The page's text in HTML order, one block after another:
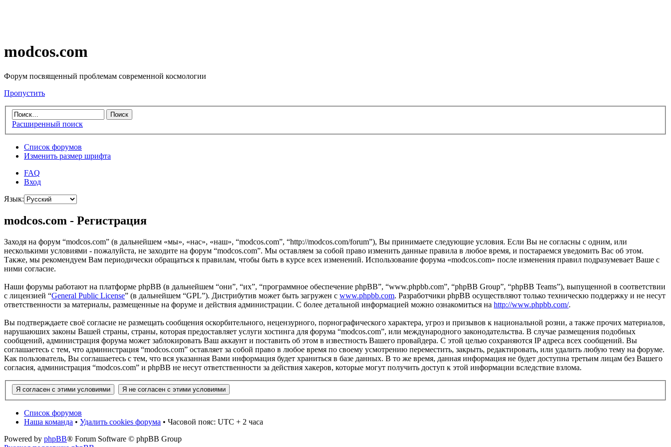
modcos.com
Форум посвященный проблемам современной космологии
Пропустить
Расширенный поиск
Список форумов
Изменить размер шрифта
FAQ
Вход
Язык:
modcos.com - Регистрация
Заходя на форум “modcos.com” (в дальнейшем «мы», «нас», «наш», “modcos.com”, “http://modcos.com/forum”), Вы принимаете следующие условия. Если Вы не согласны с одним, или
несколькими условиями - пожалуйста, не заходите на форум “modcos.com”. Мы оставляем за собой право изменить данные правила в любое время, и постараемся уведомить Вас об этом.
Также, мы рекомендуем Вам периодически обращаться к правилам, чтобы быть в курсе всех изменений. Использование форума «modcos.com» после изменения правил подразумевает Ваше с
ними согласие.
Наши форумы работают на платформе phpBB (в дальнейшем “они”, “их”, “программное обеспечение phpBB”, “www.phpbb.com”, “phpBB Group”, “phpBB Teams”), выпущенной в соответствии
с лицензией “General Public License” (в дальнейшем “GPL”). Дистрибутив может быть загружен с www.phpbb.com. Разработчики phpBB осуществляют только техническю поддержку и не несут
ответственности за материалы, размещенные на форуме и действия администрации. С более детальной информацией можно ознакомиться на http://www.phpbb.com/.
Вы подтверждаете своё согласие не размещать сообщения оскорбительного, нецензурного, порнографического характера, угроз и призывов к национальной розни, а также прочих материалов,
нарушаюших законы Вашей страны, страны, которая предоставляет услуги хостинга для форума “modcos.com”, или международного законодательства. В случае размещения подобных
сообщений, администрация форума может заблокировать Ваш аккаунт и поставить об этом в известность Вашего провайдера. С этой целью сохраняются IP адреса всех сообщений. Вы
соглашаетесь с тем, что администрация “modcos.com” оставляет за собой право в любое время по своему усмотрению переместить, закрыть, редактировать, или удалить любую тему на форуме.
Как пользователь, Вы соглашаетесь с тем, что вся указанная Вами информация будет храниться в базе данных. В то же время, данная информация не будет доступна третьим лицам без Вашего
согласия, администрация “modcos.com” и phpBB не несут ответственности за действия хакеров, которые могут получить доступ к этой информации вследствие взлома.
Список форумов
Наша команда • Удалить cookies форума • Часовой пояс: UTC + 2 часа
Powered by phpBB® Forum Software © phpBB Group